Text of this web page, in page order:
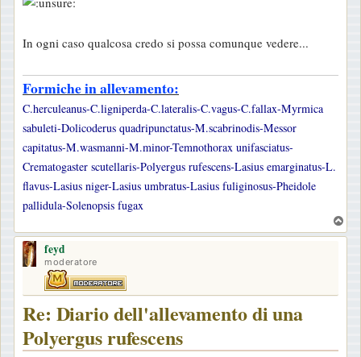
g
o
In ogni caso qualcosa credo si possa comunque vedere...
Formiche in allevamento:
C.herculeanus-C.ligniperda-C.lateralis-C.vagus-C.fallax-Myrmica
sabuleti-Dolicoderus quadripunctatus-M.scabrinodis-Messor
capitatus-M.wasmanni-M.minor-Temnothorax unifasciatus-
Crematogaster scutellaris-Polyergus rufescens-Lasius emarginatus-L.
flavus-Lasius niger-Lasius umbratus-Lasius fuliginosus-Pheidole
pallidula-Solenopsis fugax
o
feyd
moderatore
Re: Diario dell'allevamento di una
Polyergus rufescens